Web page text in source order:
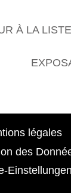
À LA
légales
des
Einstellungen